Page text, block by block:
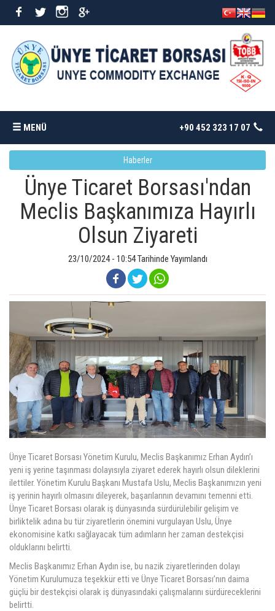
MENÜ +90 452 323 17 07
BORSAMIZ
DÖKÜMANLAR
ÜYELER
MEVZUAT
KVKK
GALERI
İLETIŞIM
Haberler
Ünye Ticaret Borsası'ndan
Meclis Başkanımıza Hayırlı
Olsun Ziyareti
23/10/2024 - 10:54 Tarihinde Yayımlandı
Ünye Ticaret Borsası Yönetim Kurulu, Meclis Başkanımız Erhan Aydın’ı
yeni iş yerine taşınması dolayısıyla ziyaret ederek hayırlı olsun dileklerini
ilettiler. Yönetim Kurulu Başkanı Mustafa Uslu, Meclis Başkanımızın yeni
iş yerinin hayırlı olmasını dileyerek, başarılarının devamını temenni etti.
Ünye Ticaret Borsası olarak iş dünyasında sürdürülebilir gelişim ve
birliktelik adına bu tür ziyaretlerin önemini vurgulayan Uslu, Ünye
ekonomisine katkı sağlayacak tüm adımların her zaman destekçisi
olduklarını belirtti.
Meclis Başkanımız Erhan Aydın ise, bu nazik ziyaretlerinden dolayı
Yönetim Kurulumuza teşekkür etti ve Ünye Ticaret Borsası’nın daima
güçlü bir destekçisi olarak iş dünyasındaki çalışmalarını sürdüreceklerini
belirtti.